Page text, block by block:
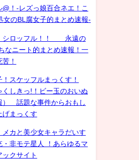
@！-レズっ娘百合ネエ！こ
女のBL腐女子的まとめ速報-
シロッフル！！ 永遠の
ニート的まとめ速報！一
！
スケッフルまっくす！
くしきっ!！ビー玉のおいぬ
） 話題な事件からおもし
げまっくす
メカと美少女キャラだいす
・非モテ星人 ！あらゆるマ
ックサイト